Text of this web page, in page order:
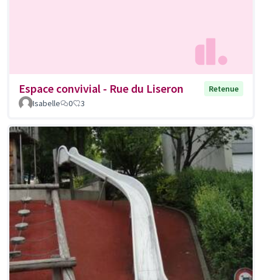
Espace convivial - Rue du Liseron
Retenue
Isabelle
0 3